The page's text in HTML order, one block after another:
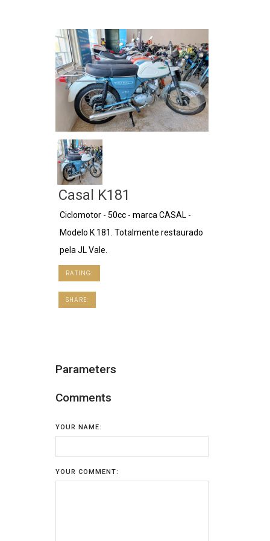
Casal K181
Ciclomotor - 50cc - marca CASAL -
Modelo K 181. Totalmente restaurado
pela JL Vale.
RATING:
SHARE:
Parameters
Comments
YOUR NAME:
YOUR COMMENT: